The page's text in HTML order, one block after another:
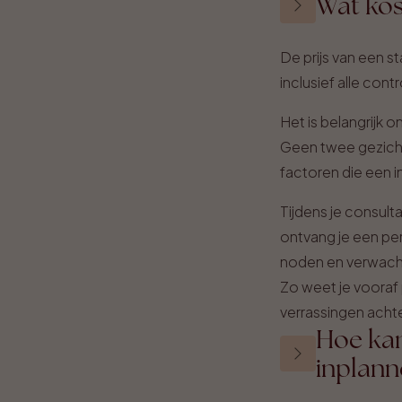
De prijs van een
inclusief alle
Het is belangrijk
Geen twee
factoren die een
Tijdens je
ontvang je een
noden en
Zo weet je vooraf
verrassingen
Hoe